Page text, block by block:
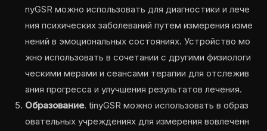
nyGSR можно использовать для диагностики и лече
ния психических заболеваний путем измерения изме
нений в эмоциональных состояниях. Устройство мо
жно использовать в сочетании с другими физиологи
ческими мерами и сеансами терапии для отслежив
ания прогресса и улучшения результатов лечения.
Образование. tinyGSR можно использовать в образ
овательных учреждениях для измерения вовлеченн